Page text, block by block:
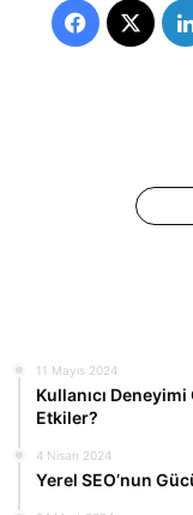
Facebook
X
11 Mayıs 2024
Kullanıcı Deneyimi
Etkiler?
4 Nisan 2024
Yerel SEO’nun